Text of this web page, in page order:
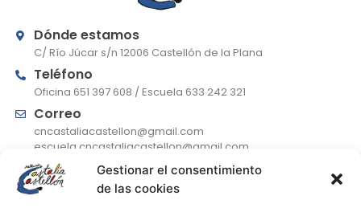
Gestionar el consentimiento
de las cookies
Dónde estamos
C/ Río Júcar s/n 12006 Castellón de la Plana
Teléfono
Oficina 651 397 608 / Escuela 633 242 321
Correo
cncastaliacastellon@gmail.com
escuela.cncastaliacastellon@gmail.com